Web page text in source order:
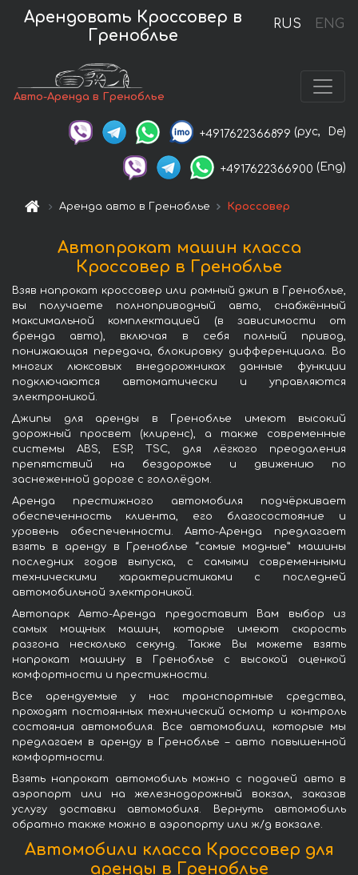
RUS ENG
Арендовать Кроссовер в
Греноблье
Авто-Аренда в Греноблье
+4917622366899 (рус, De)
+4917622366900 (Eng)
Аренда авто в Греноблье Кроссовер
Автопрокат машин класса
Кроссовер в Греноблье
Взяв напрокат кроссовер или рамный джип в Греноблье,
вы получаете полноприводный авто, снабжённый
максимальной комплектацией (в зависимости от
бренда авто), включая в себя полный привод,
понижающая передача, блокировку дифференциала. Во
многих люксовых внедорожниках данные функции
подключаются автоматически и управляются
электроникой.
Джипы для аренды в Греноблье имеют высокий
дорожный просвет (клиренс), а также современные
системы ABS, ESP, TSC, для лёгкого преодаления
препятствий на бездорожье и движению по
заснеженной дороге с гололёдом.
Аренда престижного автомобиля подчёркивает
обеспеченность клиента, его благосостояние и
уровень обеспеченности. Авто-Аренда предлагает
взять в аренду в Греноблье “самые модные” машины
последних годов выпуска, с самыми современными
техническими характеристиками с последней
автомобильной электроникой.
Автопарк Авто-Аренда предоставит Вам выбор из
самых мощных машин, которые имеют скорость
разгона несколько секунд. Также Вы можете взять
напрокат машину в Греноблье с высокой оценкой
комфортности и престижности.
Все арендуемые у нас транспортные средства,
проходят постоянных технический осмотр и контроль
состояния автомобиля. Все автомобили, которые мы
предлагаем в аренду в Греноблье – авто повышенной
комфортности.
Взять напрокат автомобиль можно с подачей авто в
аэропорт или на железнодорожный вокзал, заказав
услугу доставки автомобиля. Вернуть автомобиль
обратно также можно в аэропорту или ж/д вокзале.
Автомобили класса Кроссовер для
аренды в Греноблье